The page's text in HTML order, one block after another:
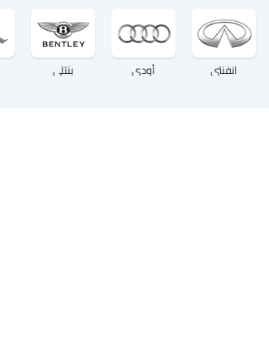
انفنتي أودي بنتلي